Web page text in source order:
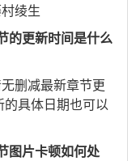
绫生
的更新时间是什么
删减最新章节更
具体日期也可以
图片卡顿如何处